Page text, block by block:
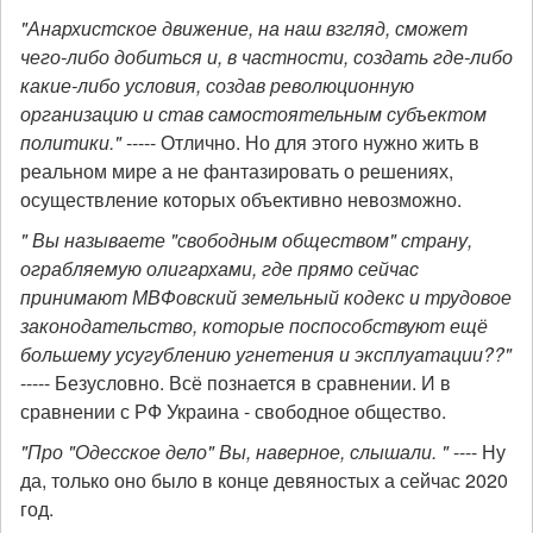
"Анархистское движение, на наш взгляд, сможет
чего-либо добиться и, в частности, создать где-либо
какие-либо условия, создав революционную
организацию и став самостоятельным субъектом
политики."----- Отлично. Но для этого нужно жить в
реальном мире а не фантазировать о решениях,
осуществление которых объективно невозможно.
" Вы называете "свободным обществом" страну,
ограбляемую олигархами, где прямо сейчас
принимают МВФовский земельный кодекс и трудовое
законодательство, которые поспособствуют ещё
большему усугублению угнетения и эксплуатации??"
----- Безусловно. Всё познается в сравнении. И в
сравнении с РФ Украина - свободное общество.
"Про "Одесское дело" Вы, наверное, слышали. "---- Ну
да, только оно было в конце девяностых а сейчас 2020
год.